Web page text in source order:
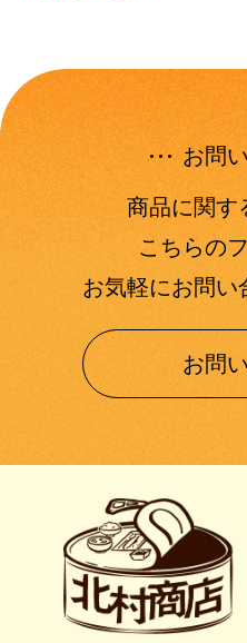
お問
商品に関す
こちらの
お気軽にお問い
お問